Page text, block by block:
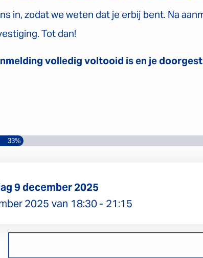
in, zodat we weten dat je erbij bent. Na
Tot dan!
volledig voltooid is en je
33%
9 december 2025
2025 van 18:30 - 21:15